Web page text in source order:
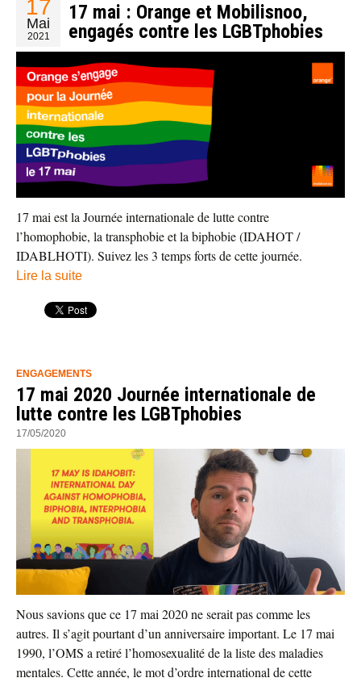
17
Mai
2021
17 mai : Orange et Mobilisnoo,
engagés contre les LGBTphobies
17 mai est la Journée internationale de lutte contre
l’homophobie, la transphobie et la biphobie (IDAHOT /
IDABLHOTI). Suivez les 3 temps forts de cette journée.
Lire la suite
ENGAGEMENTS
17 mai 2020 Journée internationale de
lutte contre les LGBTphobies
17/05/2020
Nous savions que ce 17 mai 2020 ne serait pas comme les
autres. Il s’agit pourtant d’un anniversaire important. Le 17 mai
1990, l’OMS a retiré l’homosexualité de la liste des maladies
mentales. Cette année, le mot d’ordre international de cette